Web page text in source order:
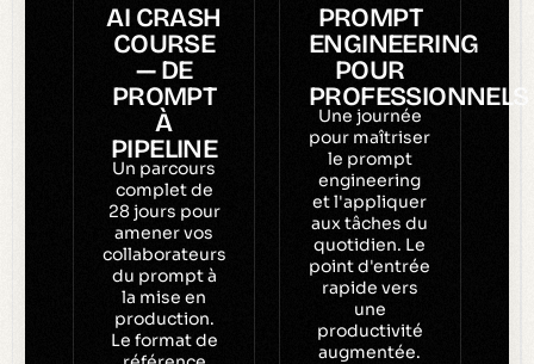
AI CRASH
COURSE
— DE
PROMPT
À
PIPELINE
Un parcours
complet de
28 jours pour
amener vos
collaborateurs
du prompt à
la mise en
production.
Le format de
PROMPT
ENGINEERING
POUR
PROFESSIONNELS
Une journée
pour maîtriser
le prompt
engineering
et l'appliquer
aux tâches du
quotidien. Le
point d'entrée
rapide vers
une
productivité
augmentée.